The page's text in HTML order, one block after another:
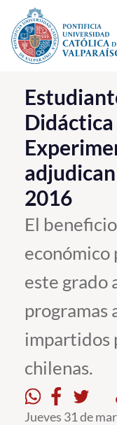
Click acá para ir
La Universidad
Investigación,
PUCV Internacional
Vinculación con el
Admisión
Pregrado
Postgrado
Formación Continua
Estudiantes
Académicos
Funcionarios
Didáctica
2016
El
económico
este grado
programas
impartidos
chilenas.
Jueves 31 de